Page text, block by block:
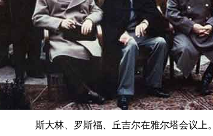
斯大林、罗斯福、丘吉尔在雅尔塔会议上。